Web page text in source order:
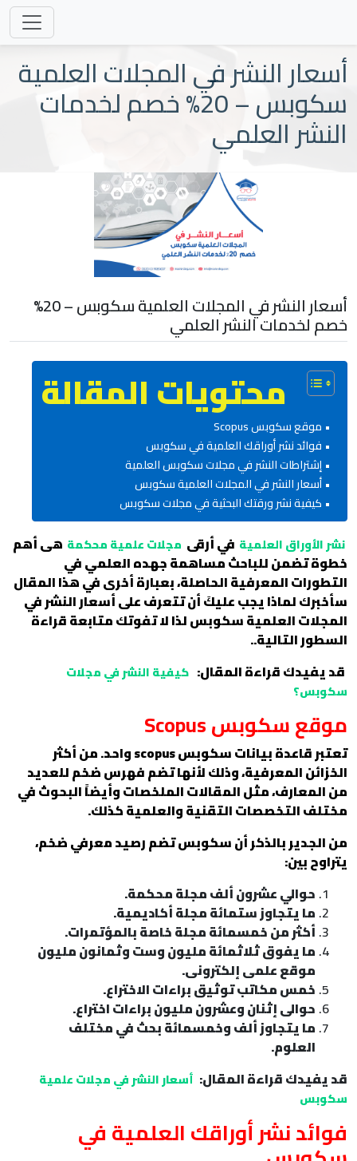
أسعار النشر في المجلات العلمية
سكوبس – 20% خصم لخدمات
النشر العلمي
أسعار النشر في المجلات العلمية سكوبس – 20%
خصم لخدمات النشر العلمي
محتويات المقالة
موقع سكوبس Scopus
فوائد نشر أوراقك العلمية في سكوبس
إشتراطات النشر في مجلات سكوبس العلمية
أسعار النشر في المجلات العلمية سكوبس
كيفية نشر ورقتك البحثية في مجلات سكوبس
نشر الأوراق العلمية في أرقى مجلات علمية محكمة هى أهم
خطوة تضمن للباحث مساهمة جهده العلمي في
التطورات المعرفية الحاصلة، بعبارة أخرى في هذا المقال
سأخبرك لماذا يجب عليكَ أن تتعرف على أسعار النشر في
المجلات العلمية سكوبس لذا لا تفوتك متابعة قراءة
السطور التالية..
قد يفيدك قراءة المقال: كيفية النشر في مجلات
سكوبس؟
موقع سكوبس Scopus
تعتبر قاعدة بيانات سكوبسscopusواحد. من أكثر
الخزائن المعرفية، وذلك لأنها تضم فهرس ضخم للعديد
من المعارف، مثل المقالات الملخصات وأيضاً البحوث في
مختلف التخصصات التقنية والعلمية كذلك.
من الجدير بالذكر أن سكوبس تضم رصيد معرفي ضخم،
يتراوح بين:
حوالي عشرون ألف مجلة محكمة.
ما يتجاوز ستمائة مجلة أكاديمية.
أكثر من خمسمائة مجلة خاصة بالمؤتمرات.
ما يفوق ثلاثمائة مليون وست وثمانون مليون
موقع علمى إلكترونى.
خمس مكاتب توثيق براءات الاختراع.
حوالى إثنان وعشرون مليون براءات اختراع.
ما يتجاوز ألف وخمسمائة بحث في مختلف
العلوم.
قد يفيدك قراءة المقال: أسعار النشر في مجلات علمية
سكوبس
فوائد نشر أوراقك العلمية في